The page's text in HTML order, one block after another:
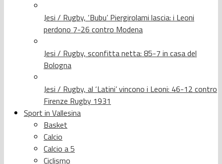
Jesi / Rugby, ‘Bubu’ Piergirolami lascia: i Leoni
perdono 7-26 contro Modena
Jesi / Rugby, sconfitta netta: 85-7 in casa del
Bologna
Jesi / Rugby, al ‘Latini’ vincono i Leoni: 46-12 contro
Firenze Rugby 1931
Sport in Vallesina
Basket
Calcio
Calcio a 5
Ciclismo